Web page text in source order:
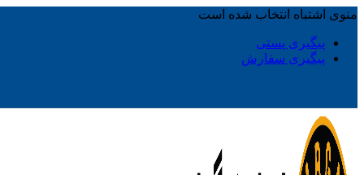
منوی اشتباه انتخاب شده است
پیگیری پستی
پیگیری سفارش